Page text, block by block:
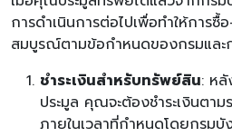
การดำเนินการต่อไปเพื่อทำให้การ
สมบูรณ์ตามข้อกำหนดของกรมและ
ชำระเงินสำหรับทรัพย์สิน: หลั
ประมูล คุณจะต้องชำระเงินตาม
ภายในเวลาที่กำหนดโดยกรม